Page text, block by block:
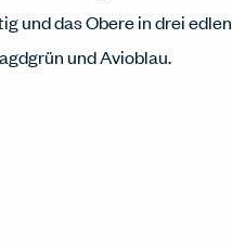
und das Obere in drei edlen
und Avioblau.